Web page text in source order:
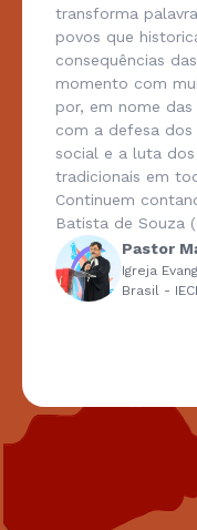
transforma
povos que
consequências
momento com
por, em nome
com a defesa dos
social e a luta
tradicionais em
Continuem
Batista de Souza
Pastor
Igreja
Brasil -